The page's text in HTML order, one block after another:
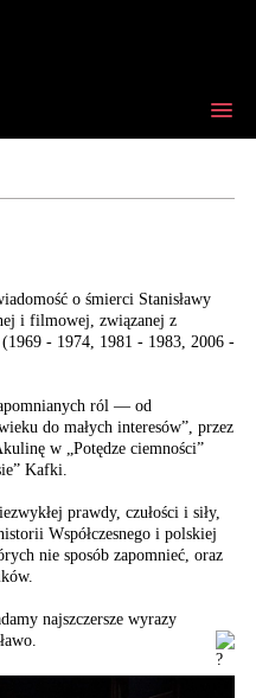
o śmierci Stanisławy
i filmowej, związanej z
(1969 - 1974, 1981 - 1983, 2006 -
ról — od
do małych interesów”, przez
w „Potędze ciemności”
Kafki.
prawdy, czułości i siły,
Współczesnego i polskiej
nie sposób zapomnieć, oraz
najszczersze wyrazy